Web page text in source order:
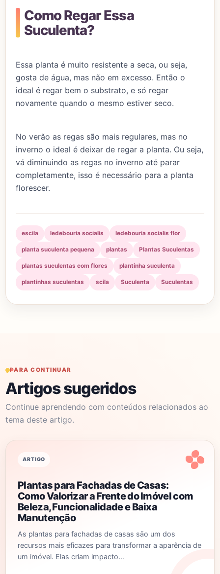
Como Regar Essa
Suculenta?
Essa planta é muito resistente a seca, ou seja,
gosta de água, mas não em excesso. Então o
ideal é regar bem o substrato, e só regar
novamente quando o mesmo estiver seco.
No verão as regas são mais regulares, mas no
inverno o ideal é deixar de regar a planta. Ou seja,
vá diminuindo as regas no inverno até parar
completamente, isso é necessário para a planta
florescer.
escila ledebouria socialis ledebouria socialis flor
planta suculenta pequena plantas Plantas Suculentas
plantas suculentas com flores plantinha suculenta
plantinhas suculentas scila Suculenta Suculentas
PARA CONTINUAR
Artigos sugeridos
Continue aprendendo com conteúdos relacionados ao
tema deste artigo.
ARTIGO
Plantas para Fachadas de Casas:
Como Valorizar a Frente do Imóvel com
Beleza, Funcionalidade e Baixa
Manutenção
As plantas para fachadas de casas são um dos
recursos mais eficazes para transformar a aparência de
um imóvel. Elas criam impacto…